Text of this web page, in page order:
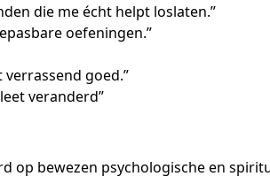
die me écht helpt loslaten.”
oefeningen.”
goed.”
veranderd”
op bewezen psychologische en